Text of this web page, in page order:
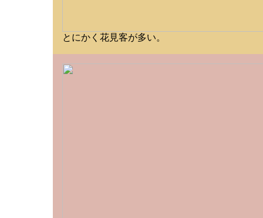
とにかく花見客が多い。